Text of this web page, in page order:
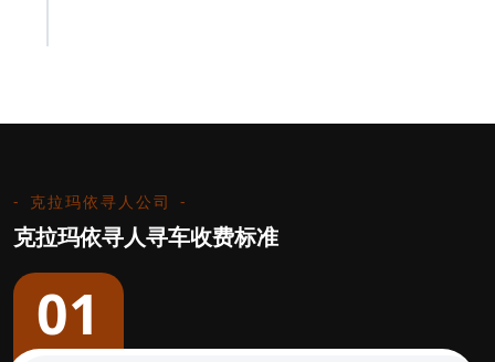
克拉玛依寻人公司
克拉玛依寻人寻车收费标准
01